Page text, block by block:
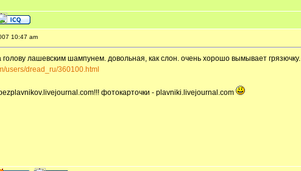
10:47 am
лашевским шампунем. довольная, как слон. очень хорошо вымывает грязючку.
users/dread_ru/360100.html
фотокарточки - plavniki.livejournal.com